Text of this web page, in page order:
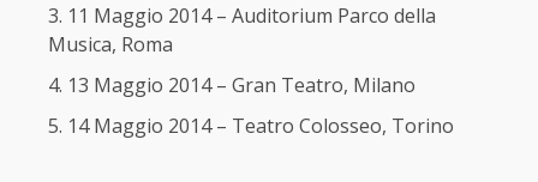
11 Maggio 2014 – Auditorium Parco della
Musica, Roma
13 Maggio 2014 – Gran Teatro, Milano
14 Maggio 2014 – Teatro Colosseo, Torino